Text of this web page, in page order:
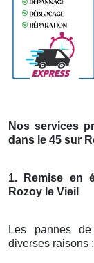
Nos services
dans le 45 sur
1. Remise en
Rozoy le Vieil
Les pannes
diverses raisons :